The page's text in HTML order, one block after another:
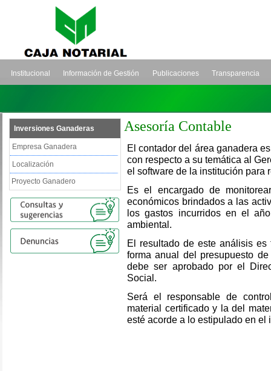
Institucional Información de Gestión Publicaciones Transparencia
Inversiones Ganaderas
Empresa Ganadera
Localización
Proyecto Ganadero
Asesoría Contable
El contador del área ganadera
con respecto a su temática al
el software de la institución para
Es el encargado de
económicos brindados a las
los gastos incurridos en el
ambiental.
El resultado de este análisis
forma anual del presupuesto
debe ser aprobado por el
Social.
Será el responsable de
material certificado y la del
esté acorde a lo estipulado en el